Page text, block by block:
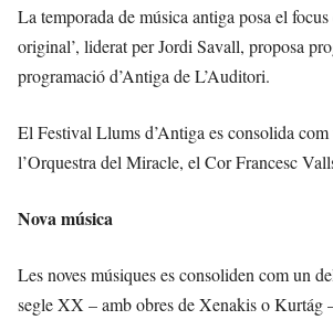
La temporada de música antiga posa el
original’, liderat per Jordi Savall, proposa
programació d’Antiga de L’Auditori.
El Festival Llums d’Antiga es consolida
l’Orquestra del Miracle, el Cor Francesc
Nova música
Les noves músiques es consoliden com un
segle XX – amb obres de Xenakis o Kurtág